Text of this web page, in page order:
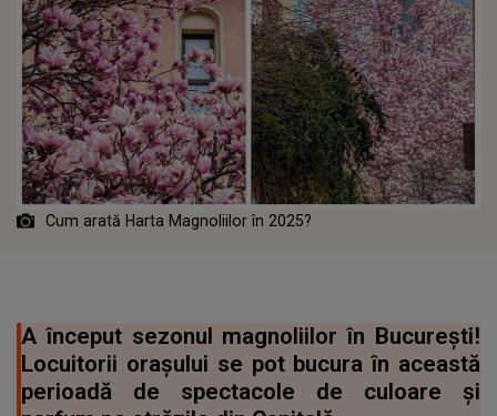
Cum arată Harta Magnoliilor în 2025?
A început sezonul magnoliilor în București!
Locuitorii orașului se pot bucura în această
perioadă de spectacole de culoare și